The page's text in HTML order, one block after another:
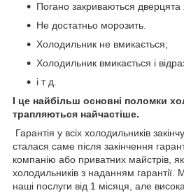
Погано закриваються дверцята
Не достатньо морозить.
Холодильник не вмикається;
Холодильник вмикається і
і т д.
І це найбільш основні поломки
трапляються найчастіше.
Гарантія у всіх холодильників
сталася саме після закінчення
компанію або приватних майстрів,
холодильників з наданням
наші послуги від 1 місяця, але